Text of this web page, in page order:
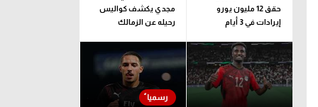
حقق 12 مليون يورو
إيرادات في 3 أيام
مجدي يكشف كواليس
رحيله عن الزمالك